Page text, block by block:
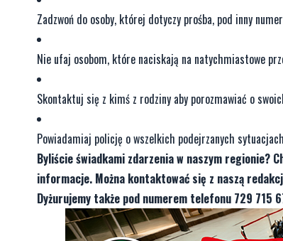
Zadzwoń do osoby, której dotyczy prośba, pod inny
Nie ufaj osobom, które naciskają na natychmiastowe
Skontaktuj się z kimś z rodziny aby porozmawiać o
Powiadamiaj policję o wszelkich podejrzanych
Byliście świadkami zdarzenia w naszym regionie?
informacje. Można kontaktować się z naszą
Dyżurujemy także pod numerem telefonu 729 715